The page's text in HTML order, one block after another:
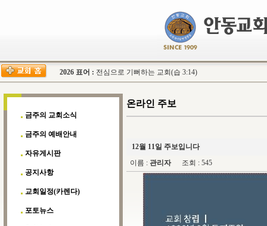
2026 표어 : 전심으로 기뻐하는 교회(습 3:14)
금주의 교회소식
금주의 예배안내
자유게시판
공지사항
교회일정(카렌다)
포토뉴스
온라인 주보
12월 11일 주보입니다
이름 : 관리자조회 : 545